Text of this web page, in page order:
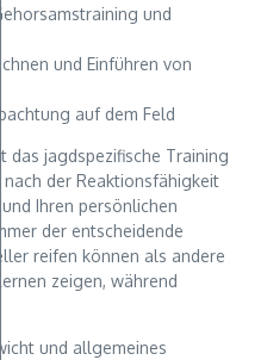
und
und Einführen von
auf dem Feld
das jagdspezifische Training
nach der Reaktionsfähigkeit
Ihren persönlichen
der entscheidende
reifen können als andere
zeigen, während
und allgemeines